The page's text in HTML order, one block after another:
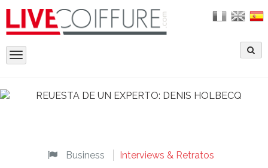
Toggle
Business Interviews & Retratos